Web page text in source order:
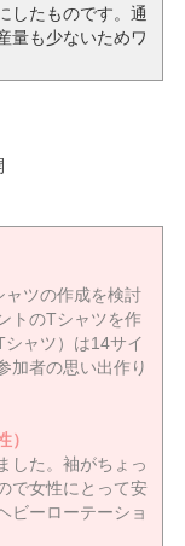
したものです。通
量も少ないためワ
ツの作成を検討
トのTシャツを作
ャツ）は14サイ
加者の思い出作り
した。袖がちょっ
で女性にとって安
ビーローテーショ